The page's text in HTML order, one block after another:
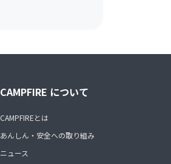
CAMPFIRE について
CAMPFIREとは
あんしん・安全への取り組み
ニュース